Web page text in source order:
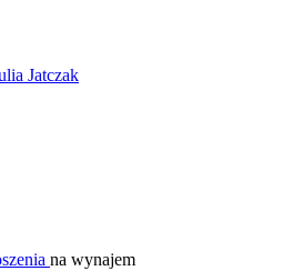
na wynajem